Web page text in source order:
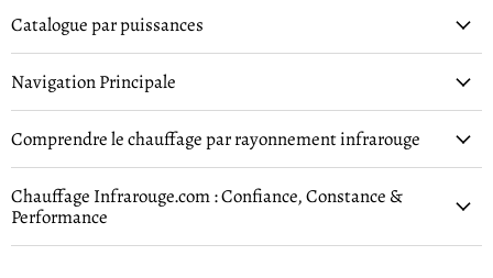
Catalogue par puissances
Navigation Principale
Comprendre le chauffage par rayonnement infrarouge
Chauffage Infrarouge.com : Confiance, Constance &
Performance